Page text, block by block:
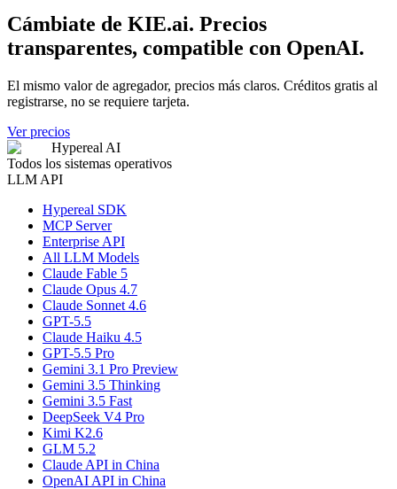
Cámbiate de KIE.ai. Precios
transparentes, compatible con OpenAI.
El mismo valor de agregador, precios más claros. Créditos gratis al
registrarse, no se requiere tarjeta.
Ver precios
Hypereal AI
Todos los sistemas operativos
LLM API
Hypereal SDK
MCP Server
Enterprise API
All LLM Models
Claude Fable 5
Claude Opus 4.7
Claude Sonnet 4.6
GPT-5.5
Claude Haiku 4.5
GPT-5.5 Pro
Gemini 3.1 Pro Preview
Gemini 3.5 Thinking
Gemini 3.5 Fast
DeepSeek V4 Pro
Kimi K2.6
GLM 5.2
Claude API in China
OpenAI API in China